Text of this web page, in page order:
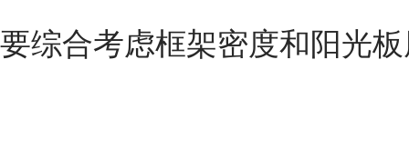
要综合考虑框架密度和阳光